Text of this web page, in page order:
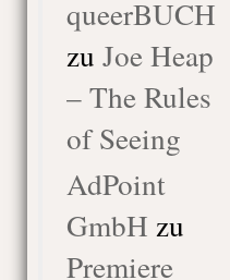
queerBUCH
zu Joe Heap
– The Rules
of Seeing
AdPoint
GmbH zu
Premiere